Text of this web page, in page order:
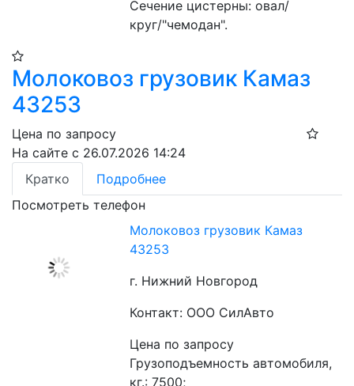
Сечение цистерны: овал/
круг/"чемодан".
Молоковоз грузовик Камаз
43253
Цена по запросу
На сайте с 26.07.2026 14:24
Кратко
Подробнее
Посмотреть телефон
Молоковоз грузовик Камаз
43253
г. Нижний Новгород
Контакт: ООО СилАвто
Цена по запросу
Грузоподъемность автомобиля,
кг.: 7500;